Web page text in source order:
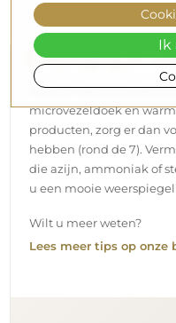
Levering aan
Wij bieden een
uw pakket rechtstreeks
woning wordt geleverd
Ik